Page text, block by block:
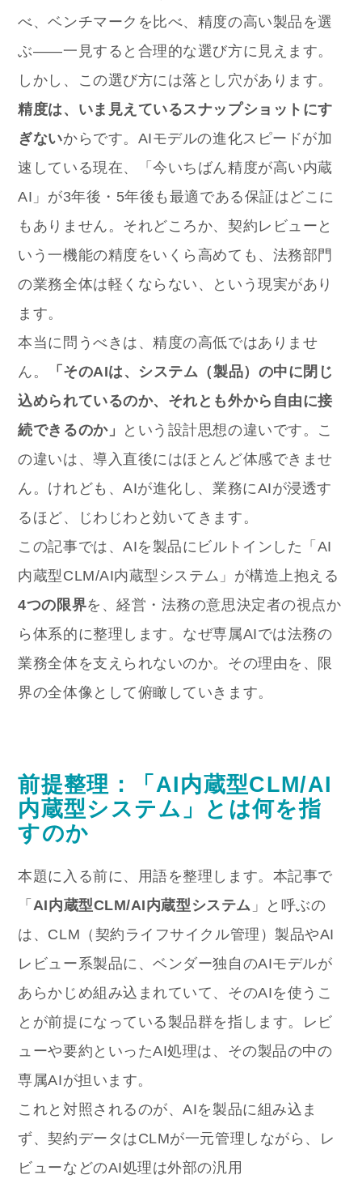
べ、ベンチマークを比べ、精度の高い製品を選
ぶ——一見すると合理的な選び方に見えます。
しかし、この選び方には落とし穴があります。
精度は、いま見えているスナップショットにす
ぎないからです。AIモデルの進化スピードが加
速している現在、「今いちばん精度が高い内蔵
AI」が3年後・5年後も最適である保証はどこに
もありません。それどころか、契約レビューと
いう一機能の精度をいくら高めても、法務部門
の業務全体は軽くならない、という現実があり
ます。
本当に問うべきは、精度の高低ではありませ
ん。
「そのAIは、システム（製品）の中に閉じ
込められているのか、それとも外から自由に接
続できるのか」
という設計思想の違いです。こ
の違いは、導入直後にはほとんど体感できませ
ん。けれども、AIが進化し、業務にAIが浸透す
るほど、じわじわと効いてきます。
この記事では、AIを製品にビルトインした「AI
内蔵型CLM/AI内蔵型システム」が構造上抱える
4つの限界を、経営・法務の意思決定者の視点か
ら体系的に整理します。なぜ専属AIでは法務の
業務全体を支えられないのか。その理由を、限
界の全体像として俯瞰していきます。
前提整理：「AI内蔵型CLM/AI
内蔵型システム」とは何を指
すのか
本題に入る前に、用語を整理します。本記事で
「 AI内蔵型CLM/AI内蔵型システム 」と呼ぶの
は、CLM（契約ライフサイクル管理）製品やAI
レビュー系製品に、ベンダー独自のAIモデルが
あらかじめ組み込まれていて、そのAIを使うこ
とが前提になっている製品群を指します。レビ
ューや要約といったAI処理は、その製品の中の
専属AIが担います。
これと対照されるのが、AIを製品に組み込ま
ず、契約データはCLMが一元管理しながら、レ
ビューなどのAI処理は外部の汎用